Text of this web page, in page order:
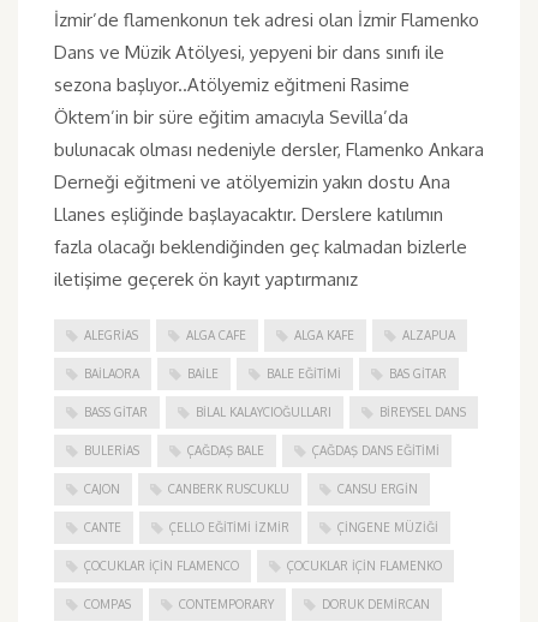
İzmir’de flamenkonun tek adresi olan İzmir Flamenko
Dans ve Müzik Atölyesi, yepyeni bir dans sınıfı ile
sezona başlıyor..Atölyemiz eğitmeni Rasime
Öktem’in bir süre eğitim amacıyla Sevilla’da
bulunacak olması nedeniyle dersler, Flamenko Ankara
Derneği eğitmeni ve atölyemizin yakın dostu Ana
Llanes eşliğinde başlayacaktır. Derslere katılımın
fazla olacağı beklendiğinden geç kalmadan bizlerle
iletişime geçerek ön kayıt yaptırmanız
ALEGRIAS ALGA CAFE ALGA KAFE ALZAPUA
BAILAORA BAILE BALE EĞITIMI BAS GITAR
BASS GITAR BILAL KALAYCIOĞULLARI BIREYSEL DANS
BULERIAS ÇAĞDAŞ BALE ÇAĞDAŞ DANS EĞITIMI
CAJON CANBERK RUSCUKLU CANSU ERGIN
CANTE ÇELLO EĞITIMI İZMIR ÇINGENE MÜZIĞI
ÇOCUKLAR IÇIN FLAMENCO ÇOCUKLAR IÇIN FLAMENKO
COMPAS CONTEMPORARY DORUK DEMIRCAN